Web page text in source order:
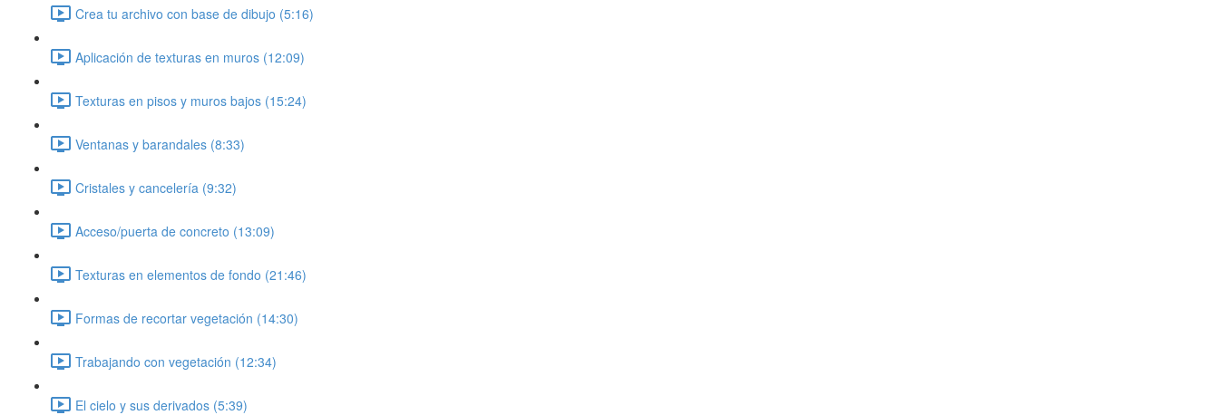
Crea tu archivo con base de dibujo (5:16)
Aplicación de texturas en muros (12:09)
Texturas en pisos y muros bajos (15:24)
Ventanas y barandales (8:33)
Cristales y cancelería (9:32)
Acceso/puerta de concreto (13:09)
Texturas en elementos de fondo (21:46)
Formas de recortar vegetación (14:30)
Trabajando con vegetación (12:34)
El cielo y sus derivados (5:39)